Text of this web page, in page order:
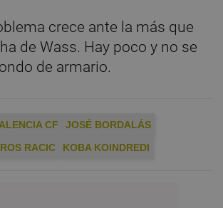
crece ante la más que
de Wass. Hay poco y no se
de armario.
CF
JOSÉ BORDALÁS
RACIC KOBA KOINDREDI